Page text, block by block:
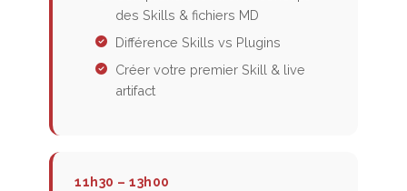
des Skills & fichiers MD
Différence Skills vs Plugins
Créer votre premier Skill & live
artifact
11h30 – 13h00